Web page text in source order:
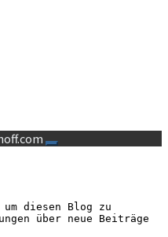
diesen Blog zu
über neue Beiträge